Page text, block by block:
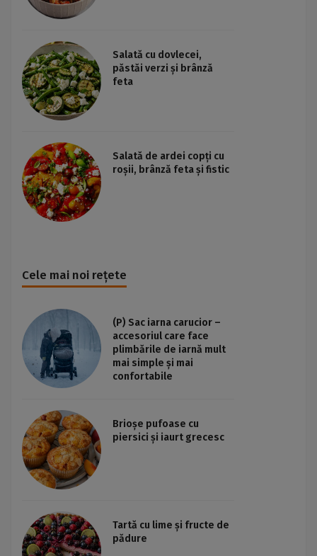
Salată cu dovlecei,
păstăi verzi și brânză
feta
Salată de ardei copți cu
roșii, brânză feta și fistic
Cele mai noi rețete
(P) Sac iarna carucior –
accesoriul care face
plimbările de iarnă mult
mai simple și mai
confortabile
Brioșe pufoase cu
piersici și iaurt grecesc
Tartă cu lime și fructe de
pădure